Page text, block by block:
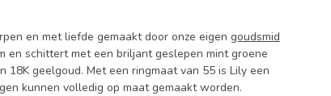
en met liefde gemaakt door onze eigen goudsmid
en schittert met een briljant geslepen mint groene
18K geelgoud. Met een ringmaat van 55 is Lily een
kunnen volledig op maat gemaakt worden.